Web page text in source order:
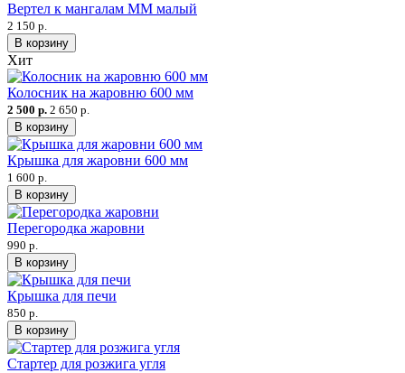
Вертел к мангалам ММ малый
2 150 р.
В корзину
Хит
Колосник на жаровню 600 мм
2 500 р. 2 650 р.
В корзину
Крышка для жаровни 600 мм
1 600 р.
В корзину
Перегородка жаровни
990 р.
В корзину
Крышка для печи
850 р.
В корзину
Стартер для розжига угля